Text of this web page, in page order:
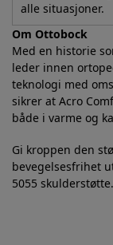
alle situasjoner.
Om Ottobock
Med en historie
leder innen
teknologi med
sikrer at Acro
både i varme og
Gi kroppen den
bevegelsesfrihet
5055 skulderstøtte.